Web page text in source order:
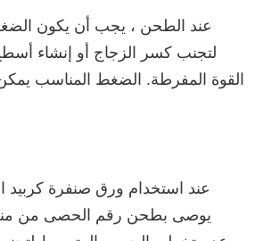
عند الطحن ، يجب أن يكون
لتجنب كسر الزجاج أو إنشاء
القوة المفرطة. الضغط المناسب
عند استخدام ورق صنفرة كربيد
يوصى بطحن رقم الحصى من